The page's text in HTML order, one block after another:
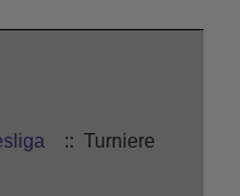
:: Turniere